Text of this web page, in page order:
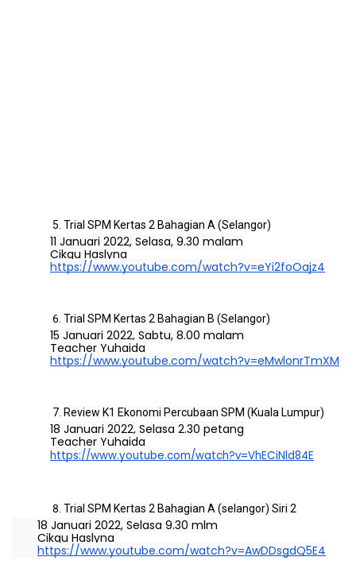
Trial SPM Kertas 2 Bahagian A (Selangor)
11 Januari 2022, Selasa, 9.30 malam
Cikgu Haslyna
https://www.youtube.com/watch?v=eYi2foOajz4
Trial SPM Kertas 2 Bahagian B (Selangor)
15 Januari 2022, Sabtu, 8.00 malam
Teacher Yuhaida
https://www.youtube.com/watch?v=eMwlonrTmXM
Review K1 Ekonomi Percubaan SPM (Kuala Lumpur)
18 Januari 2022, Selasa 2.30 petang
Teacher Yuhaida
https://www.youtube.com/watch?v=VhECiNld84E
Trial SPM Kertas 2 Bahagian A (selangor) Siri 2
18 Januari 2022, Selasa 9.30 mlm
Cikgu Haslyna
https://www.youtube.com/watch?v=AwDDsgdQ5E4